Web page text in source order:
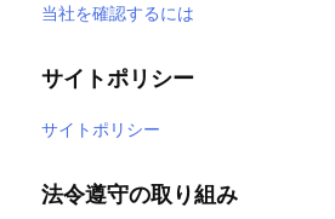
当社を確認するには
サイトポリシー
サイトポリシー
法令遵守の取り組み